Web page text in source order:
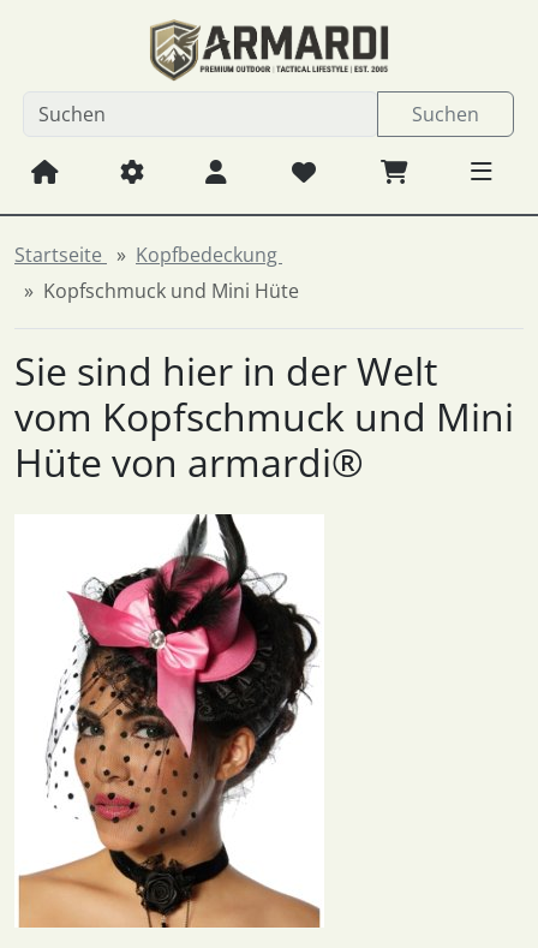
Sprungnavigation
Springe zum Inhalt Springe zur Navigation
Suchen
Startseite
Kopfbedeckung
Kopfschmuck und Mini Hüte
Sie sind hier in der Welt
vom Kopfschmuck und Mini
Hüte von armardi®